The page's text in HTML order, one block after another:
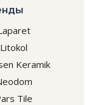
Litokol
Keramik
Tile